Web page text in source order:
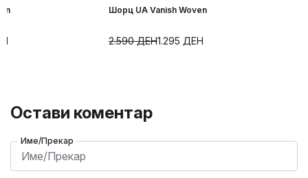
Шорц UA Vanish Woven
1.295 ДЕН
2.590ДЕН
Остави коментар
Име/Прекар